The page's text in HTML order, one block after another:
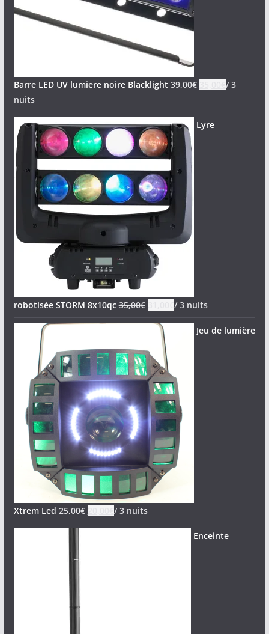
Barre LED UV lumiere noire Blacklight 39,00€
/ 3
nuits
Lyre
robotisée STORM 8x10qc 35,00€ / 3 nuits
Jeu de lumière
Xtrem Led 25,00€ / 3 nuits
Enceinte